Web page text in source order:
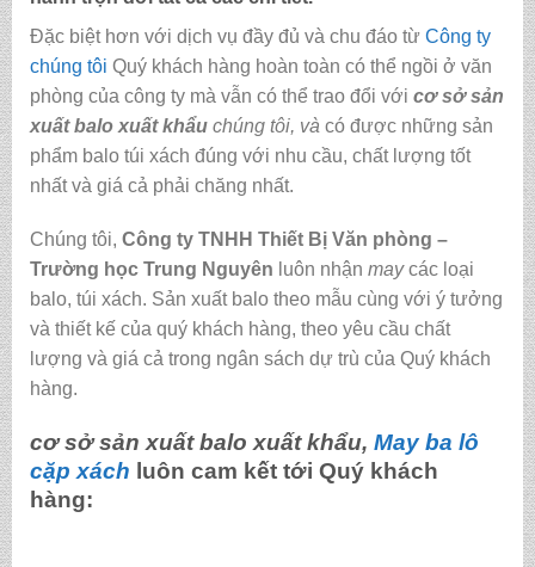
Đặc biệt hơn với dịch vụ đầy đủ và chu đáo từ Công ty
chúng tôi Quý khách hàng hoàn toàn có thể ngồi ở văn
phòng của công ty mà vẫn có thể trao đổi với cơ sở sản
xuất balo xuất khẩu chúng tôi, và có được những sản
phẩm balo túi xách đúng với nhu cầu, chất lượng tốt
nhất và giá cả phải chăng nhất.
Chúng tôi, Công ty TNHH Thiết Bị Văn phòng –
Trường học Trung Nguyên luôn nhận maycác loại
balo, túi xách. Sản xuất balo theo mẫu cùng với ý tưởng
và thiết kế của quý khách hàng, theo yêu cầu chất
lượng và giá cả trong ngân sách dự trù của Quý khách
hàng.
cơ sở sản xuất balo xuất khẩu, May ba lô
cặp xách luôn cam kết tới Quý khách
hàng: